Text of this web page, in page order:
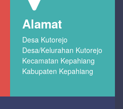
Alamat
Desa Kutorejo
Desa/Kelurahan Kutorejo
Kecamatan Kepahiang
Kabupaten Kepahiang